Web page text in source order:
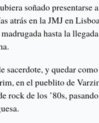
soñado presentarse
atrás en la JMJ en
hasta la
sacerdote, y quedar como
en el pueblito de
rock de los ’80s,